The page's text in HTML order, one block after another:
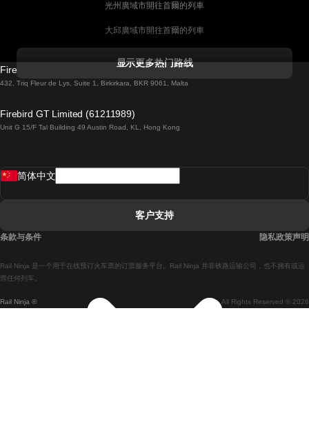
光州廣域市開往首爾的列車
大邱廣域市開往首爾的列車
都柏林開往戈尔韦的列車
羅馬開往拿坡里的列車
馬德里開往巴塞罗那的列車
显示更多热门路线
Firebird GT Limited (OC 1451)
432, Triq Fleur de Lys, Suite 1, Birkirkara, BKR 9061, Malta
Firebird GT Limited (61211989)
Unit G 15/F Tal Building 49 Austin Road, KL, Hong Kong
Rail Ninja ® All Rights Reserved © 2026
Rail Ninja 是一个用于在线预订火车票的订票服务平台。Rail Ninja 并非铁路运输公司，也不拥有或运
营任何列车。
简体中文
客户支持
条款与条件 隐私政策声明